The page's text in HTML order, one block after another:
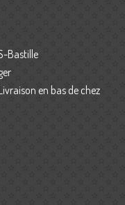
Bastille
en bas de chez